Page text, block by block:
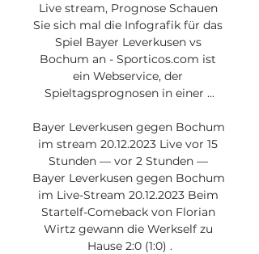
Live stream, Prognose Schauen
Sie sich mal die Infografik für das
Spiel Bayer Leverkusen vs
Bochum an - Sporticos.com ist
ein Webservice, der
Spieltagsprognosen in einer ...
Bayer Leverkusen gegen Bochum
im stream 20.12.2023 Live vor 15
Stunden — vor 2 Stunden —
Bayer Leverkusen gegen Bochum
im Live-Stream 20.12.2023 Beim
Startelf-Comeback von Florian
Wirtz gewann die Werkself zu
Hause 2:0 (1:0) .